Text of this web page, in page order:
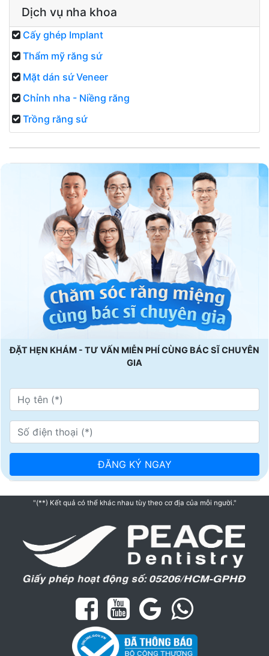
Dịch vụ nha khoa
Cấy ghép Implant
Thẩm mỹ răng sứ
Mặt dán sứ Veneer
Chỉnh nha - Niềng răng
Trồng răng sứ
ĐẶT HẸN KHÁM - TƯ VẤN MIỄN PHÍ CÙNG BÁC SĨ CHUYÊN
GIA
"(**) Kết quả có thể khác nhau tùy theo cơ địa của mỗi người."